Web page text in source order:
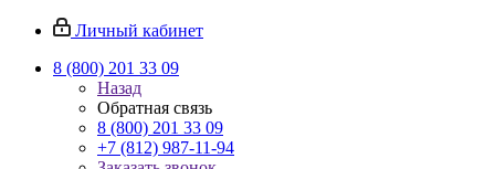
Личный кабинет
8 (800) 201 33 09
Назад
Обратная связь
8 (800) 201 33 09
+7 (812) 987-11-94